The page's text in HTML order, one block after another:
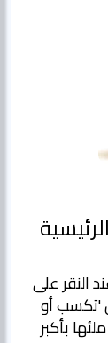
النقر على
'تكسب أو
بأكبر